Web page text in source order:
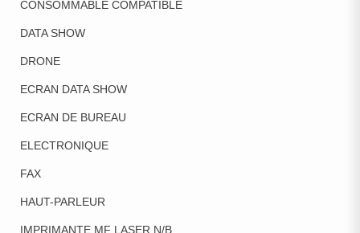
CONSOMMABLE COMPATIBLE
DATA SHOW
DRONE
ECRAN DATA SHOW
ECRAN DE BUREAU
ELECTRONIQUE
FAX
HAUT-PARLEUR
IMPRIMANTE MF LASER N/B